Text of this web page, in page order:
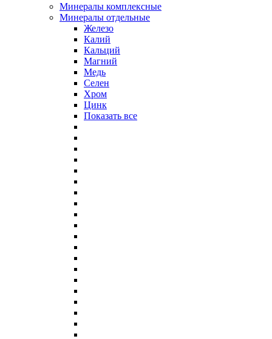
Минералы комплексные
Минералы отдельные
Железо
Калий
Кальций
Магний
Медь
Селен
Хром
Цинк
Показать все